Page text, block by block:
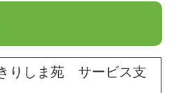
りしま苑 サービス支